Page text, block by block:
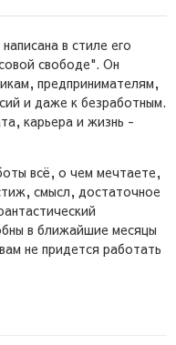
в стиле его
свободе". Он
предпринимателям,
и даже к безработным.
карьера и жизнь -
всё, о чем мечтаете,
смысл, достаточное
в ближайшие месяцы
не придется работать